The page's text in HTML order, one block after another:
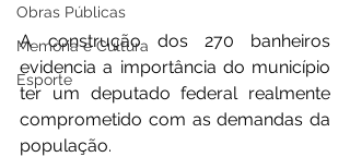
Obras Públicas
Memória e Cultura
Esporte
A construção dos 270 banheiros
evidencia a importância do município
ter um deputado federal realmente
comprometido com as demandas da
população.